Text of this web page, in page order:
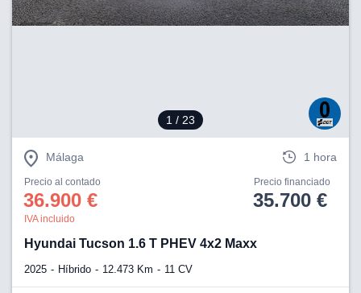
1 / 23
Málaga 1 hora
Precio al contado
36.900 €
IVA incluido
Precio financiado
35.700 €
Hyundai Tucson 1.6 T PHEV 4x2 Maxx
2025 Híbrido 12.473 Km 11 CV